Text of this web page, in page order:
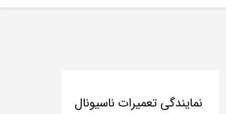
نمایندگی تعمیرات ناسیونال